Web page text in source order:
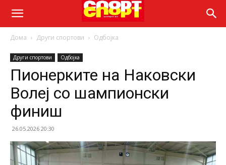
Дома Други спортови Одбојка
Други спортови Одбојка
Пионерките на Наковски
Волеј со шампионски
финиш
26.05.2026 20:30